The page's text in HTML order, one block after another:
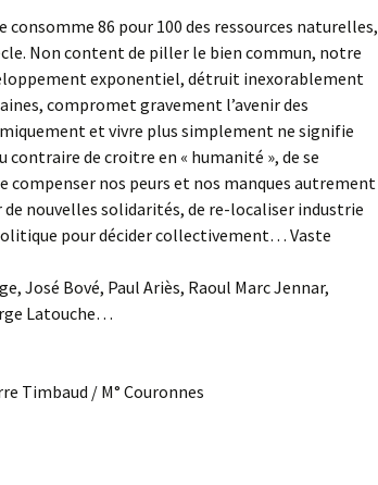
86 pour 100 des ressources naturelles,
Non content de piller le bien commun, notre
exponentiel, détruit inexorablement
compromet gravement l’avenir des
et vivre plus simplement ne signifie
contraire de croitre en « humanité », de se
compenser nos peurs et nos manques autrement
nouvelles solidarités, de re-localiser industrie
pour décider collectivement… Vaste
José Bové, Paul Ariès, Raoul Marc Jennar,
Latouche…
Timbaud / M° Couronnes